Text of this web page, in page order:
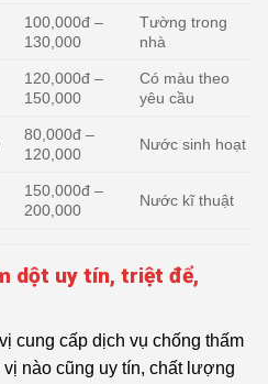
100,000đ –
130,000
Tường trong
nhà
120,000đ –
150,000
Có màu theo
yêu cầu
80,000đ –
120,000
Nước sinh hoạt
150,000đ –
200,000
Nước kĩ thuật
dột uy tín, triệt để,
cung cấp dịch vụ chống thấm
nào cũng uy tín, chất lượng